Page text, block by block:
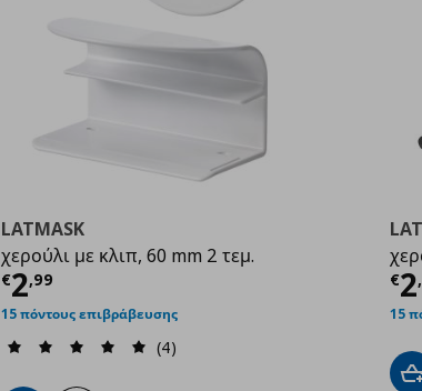
LATMASK
χερούλι με κλιπ, 60 mm 2 τεμ.
€2,99
Τρέχουσα τιμή
15 πόντους επιβράβευσης
(4)
€2,
15